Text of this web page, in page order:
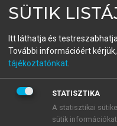
fiókoddal,
A regisztráció után a
BELÉPÉS
SÜTIK
Itt láthatja és
További információért
tájékoztatónkat
STATISZTIKA
A statisztikai
sütik